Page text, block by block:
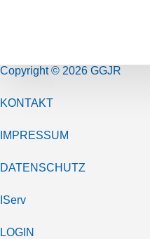
Copyright © 2026 GGJR
KONTAKT
IMPRESSUM
DATENSCHUTZ
IServ
LOGIN